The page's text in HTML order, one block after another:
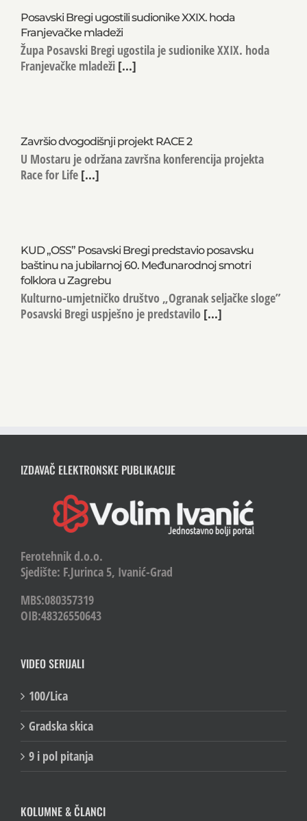
Posavski Bregi ugostili sudionike XXIX. hoda
Franjevačke mladeži
Župa Posavski Bregi ugostila je sudionike XXIX. hoda
Franjevačke mladeži [...]
Završio dvogodišnji projekt RACE 2
U Mostaru je održana završna konferencija projekta
Race for Life [...]
KUD „OSS” Posavski Bregi predstavio posavsku
baštinu na jubilarnoj 60. Međunarodnoj smotri
folklora u Zagrebu
Kulturno-umjetničko društvo „Ogranak seljačke sloge”
Posavski Bregi uspješno je predstavilo [...]
IZDAVAČ ELEKTRONSKE PUBLIKACIJE
Ferotehnik d.o.o.
Sjedište: F.Jurinca 5, Ivanić-Grad
MBS:080357319
OIB:48326550643
VIDEO SERIJALI
100/Lica
Gradska skica
9 i pol pitanja
KOLUMNE & ČLANCI